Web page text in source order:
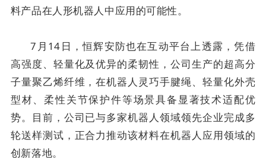
料产品在人形机器人中应用的可能性。
7月14日，恒辉安防也在互动平台上透露，凭借
高强度、轻量化及优异的柔韧性，公司生产的超高分
子量聚乙烯纤维，在机器人灵巧手腱绳、轻量化外壳
型材、柔性关节保护件等场景具备显著技术适配优
势。目前，公司已与多家机器人领域领先企业完成多
轮送样测试，正合力推动该材料在机器人应用领域的
创新落地。